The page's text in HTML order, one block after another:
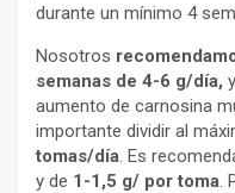
durante un mínimo 4
Nosotros
semanas de 4-6 g/día,
aumento de carnosina
importante dividir al
tomas/día. Es
y de 1-1,5 g/ por toma.